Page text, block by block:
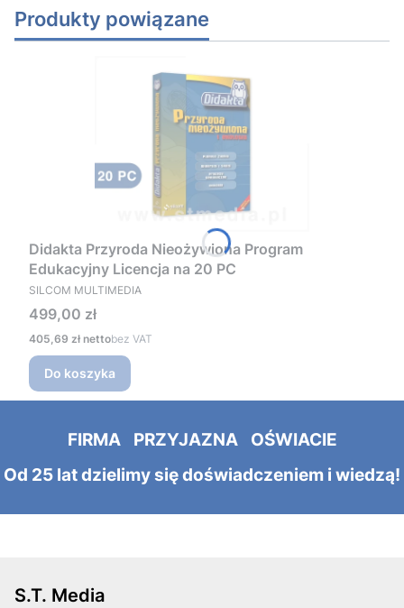
Produkty powiązane
Didakta Przyroda Nieożywiona Program
Edukacyjny Licencja na 20 PC
PRODUCENT
SILCOM MULTIMEDIA
Cena
499,00 zł
Cena
405,69 zł bez VAT
Do koszyka
FIRMA PRZYJAZNA OŚWIACIE
Od 25 lat dzielimy się doświadczeniem i wiedzą!
S.T. Media